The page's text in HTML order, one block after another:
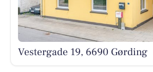
Vestergade 19, 6690 Gørding